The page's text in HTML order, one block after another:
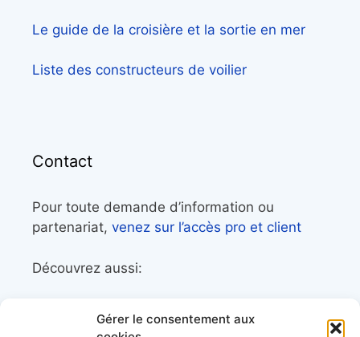
Gérer le consentement aux
Le guide de la croisière et la sortie en mer
Liste des constructeurs de voilier
Contact
Pour toute demande d’information ou
partenariat, venez sur l’accès pro et client
Découvrez aussi:
librairie maritime